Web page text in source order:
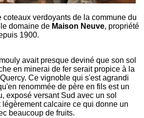
coteaux verdoyants de la commune du
domaine de Maison Neuve, propriété
1900.
avait presque deviné que son sol
en minerai de fer serait propice à la
Ce vignoble qui s'est agrandi
renommée de père en fils est un
exposé versant Sud avec un sol
légèrement calcaire ce qui donne un
beaucoup de fruits.